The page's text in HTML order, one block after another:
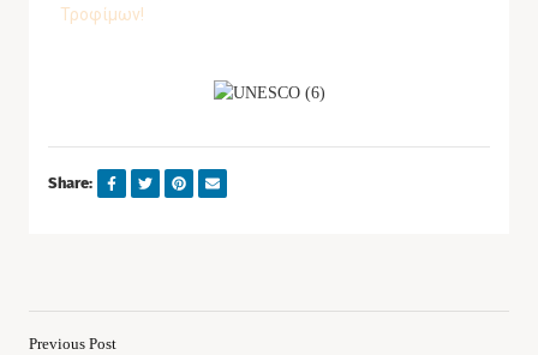
Τροφίμων!
Share:
Previous Post